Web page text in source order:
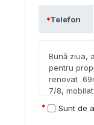
Telefon
Sunt de